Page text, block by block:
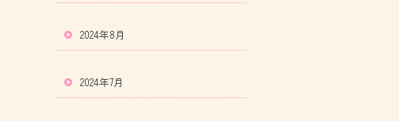
2024年8月
2024年7月